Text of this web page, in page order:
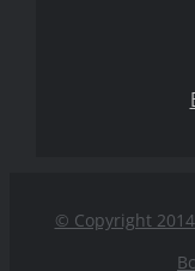
© Copyright